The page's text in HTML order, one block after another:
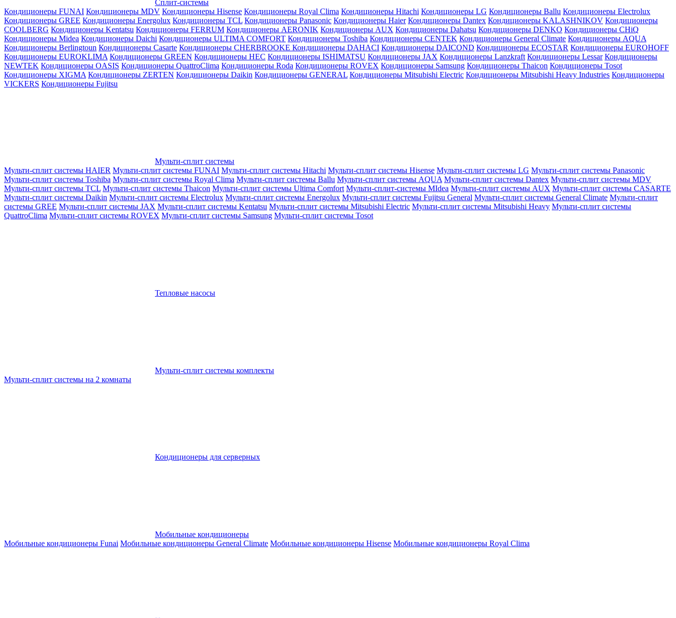
Сплит-системы
Кондиционеры FUNAI Кондиционеры MDV Кондиционеры Hisense Кондиционеры Royal Clima Кондиционеры Hitachi Кондиционеры LG Кондиционеры Ballu Кондиционеры Electrolux
Кондиционеры GREE Кондиционеры Energolux Кондиционеры TCL Кондиционеры Panasonic Кондиционеры Haier Кондиционеры Dantex Кондиционеры KALASHNIKOV Кондиционеры
СOOLBERG Кондиционеры Kentatsu Кондиционеры FERRUM Кондиционеры AERONIK Кондиционеры AUX Кондиционеры Dahatsu Кондиционеры DENKO Кондиционеры CHiQ
Кондиционеры Midea Кондиционеры Daichi Кондиционеры ULTIMA COMFORT Кондиционеры Toshiba Кондиционеры CENTEK Кондиционеры General Climate Кондиционеры AQUA
Кондиционеры Berlingtoun Кондиционеры Casarte Кондиционеры CHERBROOKE Кондиционеры DAHACI Кондиционеры DAICOND Кондиционеры ECOSTAR Кондиционеры EUROHOFF
Кондиционеры EUROKLIMA Кондиционеры GREEN Кондиционеры HEC Кондиционеры ISHIMATSU Кондиционеры JAX Кондиционеры Lanzkraft Кондиционеры Lessar Кондиционеры
NEWTEK Кондиционеры OASIS Кондиционеры QuattroClima Кондиционеры Roda Кондиционеры ROVEX Кондиционеры Samsung Кондиционеры Thaicon Кондиционеры Tosot
Кондиционеры XIGMA Кондиционеры ZERTEN Кондиционеры Daikin Кондиционеры GENERAL Кондиционеры Mitsubishi Electric Кондиционеры Mitsubishi Heavy Industries Кондиционеры
VICKERS Кондиционеры Fujitsu
Мульти-сплит системы
Мульти-сплит системы HAIER Мульти-сплит системы FUNAI Мульти-сплит системы Hitachi Мульти-сплит системы Hisense Мульти-сплит системы LG Мульти-сплит системы Panasonic
Мульти-сплит системы Toshiba Мульти-сплит системы Royal Clima Мульти-сплит системы Ballu Мульти-сплит системы AQUA Мульти-сплит системы Dantex Мульти-сплит системы MDV
Мульти-сплит системы TCL Мульти-сплит системы Thaicon Мульти-сплит системы Ultima Comfort Мульти-сплит-системы MIdea Мульти-сплит системы AUX Мульти-сплит системы CASARTE
Мульти-сплит системы Daikin Мульти-сплит системы Electrolux Мульти-сплит системы Energolux Мульти-сплит системы Fujitsu General Мульти-сплит системы General Climate Мульти-сплит
системы GREE Мульти-сплит системы JAX Мульти-сплит системы Kentatsu Мульти-сплит системы Mitsubishi Electric Мульти-сплит системы Mitsubishi Heavy Мульти-сплит системы
QuattroClima Мульти-сплит системы ROVEX Мульти-сплит системы Samsung Мульти-сплит системы Tosot
Тепловые насосы
Мульти-сплит системы комплекты
Мульти-сплит системы на 2 комнаты
Кондиционеры для серверных
Мобильные кондиционеры
Мобильные кондиционеры Funai Мобильные кондиционеры General Climate Мобильные кондиционеры Hisense Мобильные кондиционеры Royal Clima